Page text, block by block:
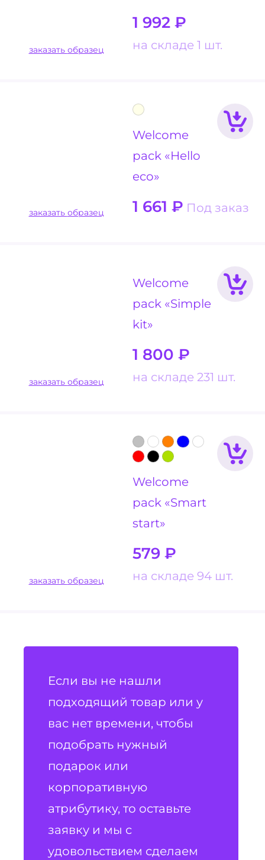
1 992 ₽
на складе 1 шт.
заказать образец
Welcome
pack «Hello
eco»
1 661 ₽ Под заказ
заказать образец
Welcome
pack «Simple
kit»
1 800 ₽
на складе 231 шт.
заказать образец
Welcome
pack «Smart
start»
579 ₽
на складе 94 шт.
заказать образец
Если вы не нашли
подходящий товар или у
вас нет времени, чтобы
подобрать нужный
подарок или
корпоративную
атрибутику, то оставьте
заявку и мы с
удовольствием сделаем